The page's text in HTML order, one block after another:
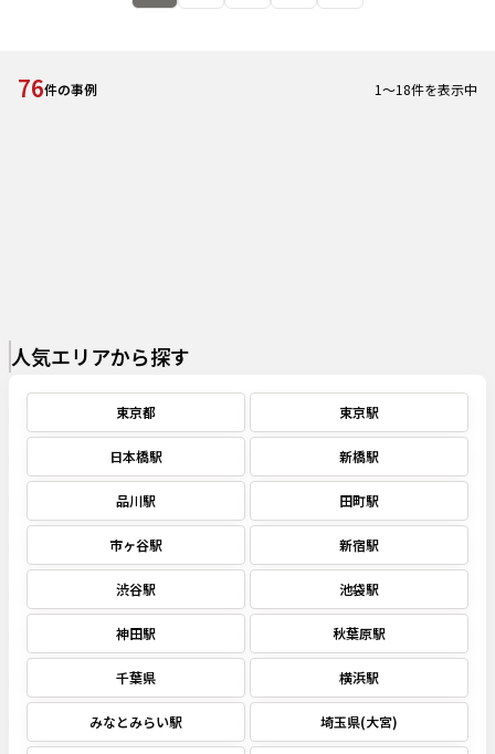
76件の事例 1～18件を表示中
人気エリアから探す
東京都 東京駅
日本橋駅 新橋駅
品川駅 田町駅
市ヶ谷駅 新宿駅
渋谷駅 池袋駅
神田駅 秋葉原駅
千葉県 横浜駅
みなとみらい駅 埼玉県(大宮)